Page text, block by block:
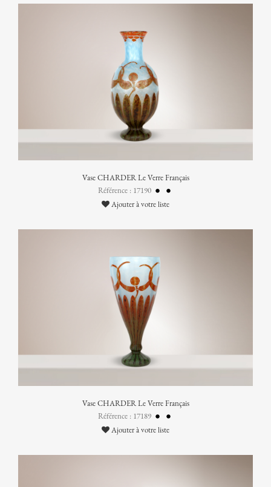
Vase CHARDER Le Verre Français
Référence : 17190
Ajouter à votre liste
Vase CHARDER Le Verre Français
Référence : 17189
Ajouter à votre liste